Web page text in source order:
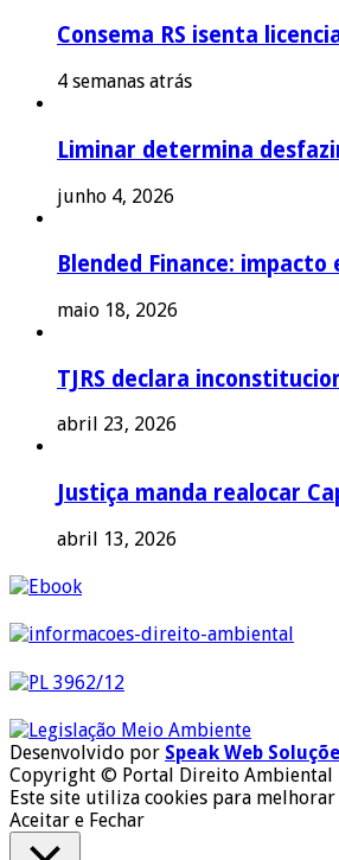
Consema RS isenta
4 semanas atrás
Liminar determina
junho 4, 2026
Blended Finance:
maio 18, 2026
TJRS declara
abril 23, 2026
Justiça manda realocar
abril 13, 2026
Desenvolvido por Speak Web
Copyright © Portal Direito Ambiental
Este site utiliza cookies para
Aceitar e Fechar